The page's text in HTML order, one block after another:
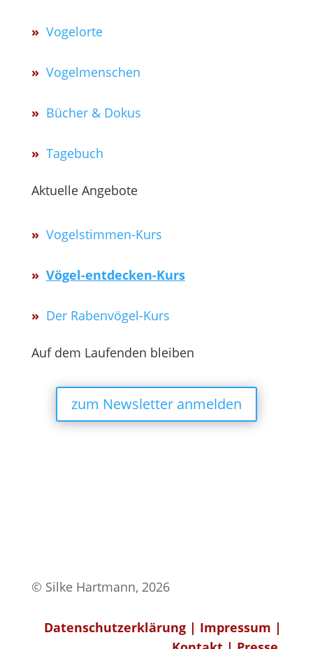
» Vogelorte
» Vogelmenschen
» Bücher & Dokus
» Tagebuch
Aktuelle Angebote
» Vogelstimmen-Kurs
» Vögel-entdecken-Kurs
» Der Rabenvögel-Kurs
Auf dem Laufenden bleiben
zum Newsletter anmelden
© Silke Hartmann, 2026
Datenschutzerklärung | Impressum |